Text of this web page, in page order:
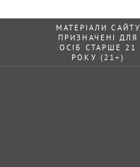
МАТЕРІАЛИ САЙТУ
ПРИЗНАЧЕНІ ДЛЯ
ОСІБ СТАРШЕ 21
РОКУ (21+)